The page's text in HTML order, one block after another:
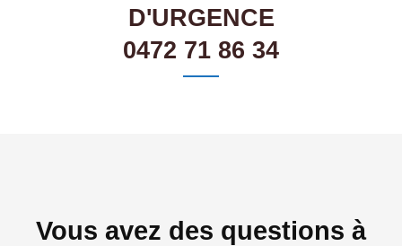
D'URGENCE
0472 71 86 34
Vous avez des questions à